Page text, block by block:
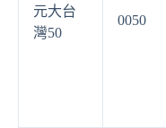
元大台
灣50
0050